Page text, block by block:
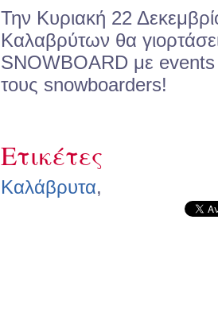
Την Κυριακή 22
Καλαβρύτων θα
SNOWBOARD με
τους snowboarders!
Ετικέτες
Καλάβρυτα,